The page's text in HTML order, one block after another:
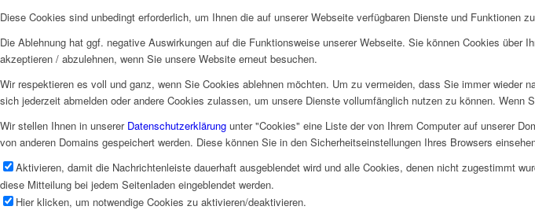
Diese Cookies sind unbedingt erforderlich, um Ihnen die auf unserer Webseite verfügbaren Dienste und Funktionen
Die Ablehnung hat ggf. negative Auswirkungen auf die Funktionsweise unserer Webseite. Sie können Cookies
akzeptieren / abzulehnen, wenn Sie unsere Website erneut besuchen.
Wir respektieren es voll und ganz, wenn Sie Cookies ablehnen möchten. Um zu vermeiden, dass Sie immer
sich jederzeit abmelden oder andere Cookies zulassen, um unsere Dienste vollumfänglich nutzen zu können.
Wir stellen Ihnen in unserer Datenschutzerklärung unter "Cookies" eine Liste der von Ihrem Computer auf unserer
von anderen Domains gespeichert werden. Diese können Sie in den Sicherheitseinstellungen Ihres Browsers
Aktivieren, damit die Nachrichtenleiste dauerhaft ausgeblendet wird und alle Cookies, denen nicht zugestimmt
diese Mitteilung bei jedem Seitenladen eingeblendet werden.
Hier klicken, um notwendige Cookies zu aktivieren/deaktivieren.